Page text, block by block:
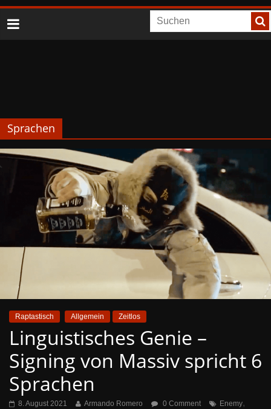
Sprachen
Raptastisch Allgemein Zeitlos
Linguistisches Genie –
Signing von Massiv spricht 6
Sprachen
8. August 2021 Armando Romero 0 Comment Enemy,